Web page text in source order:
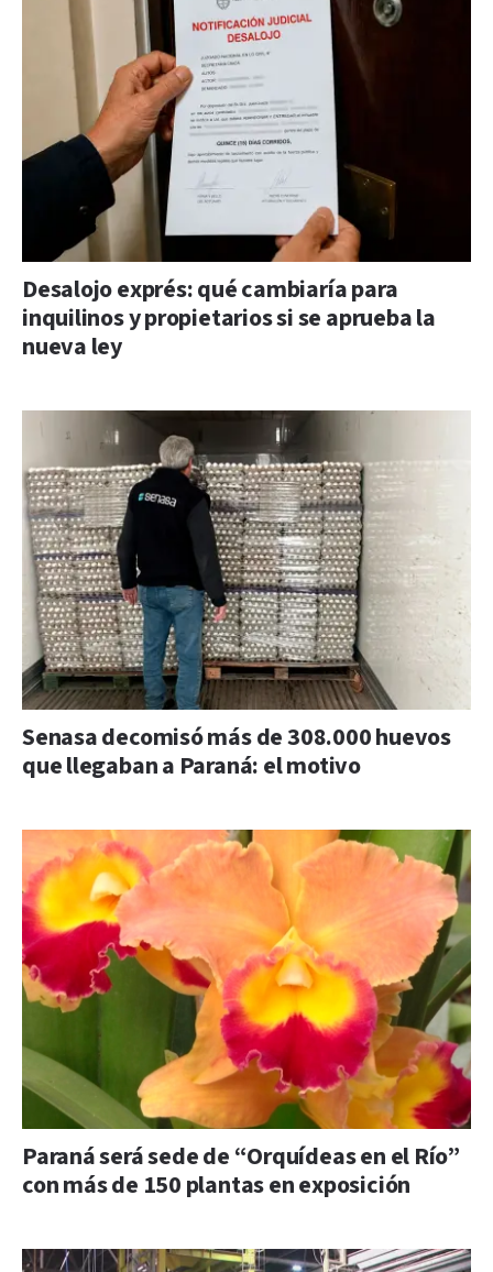
Desalojo exprés: qué cambiaría para
inquilinos y propietarios si se aprueba la
nueva ley
Senasa decomisó más de 308.000 huevos
que llegaban a Paraná: el motivo
Paraná será sede de “Orquídeas en el Río”
con más de 150 plantas en exposición